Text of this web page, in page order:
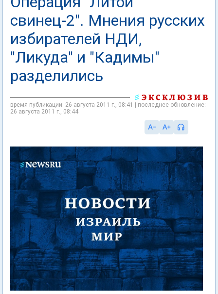
свинец-2". Мнения русских
избирателей НДИ,
"Ликуда" и "Кадимы"
разделились
время публикации: 26 августа 2011 г., 08:41 | последнее обновление:
26 августа 2011 г., 08:44